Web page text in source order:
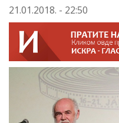
21.01.2018. - 22:50